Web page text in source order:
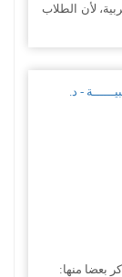
لأن الطلاب
- د.
بعضا منها: